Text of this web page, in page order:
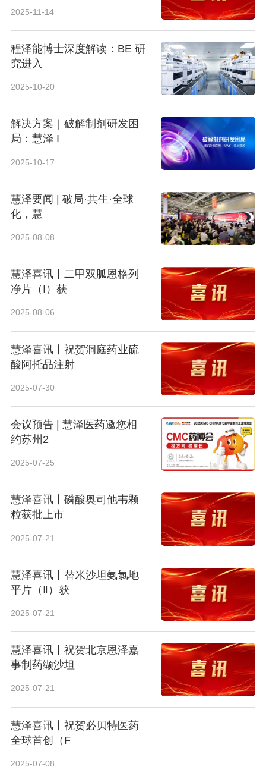
2025-11-14
程泽能博士深度解读：BE 研
究进入
2025-10-20
解决方案｜破解制剂研发困
局：慧泽 I
2025-10-17
慧泽要闻 | 破局·共生·全球
化，慧
2025-08-08
慧泽喜讯丨二甲双胍恩格列
净片（I）获
2025-08-06
慧泽喜讯丨祝贺洞庭药业硫
酸阿托品注射
2025-07-30
会议预告 | 慧泽医药邀您相
约苏州2
2025-07-25
慧泽喜讯丨磷酸奥司他韦颗
粒获批上市
2025-07-21
慧泽喜讯丨替米沙坦氨氯地
平片（Ⅱ）获
2025-07-21
慧泽喜讯丨祝贺北京恩泽嘉
事制药缬沙坦
2025-07-21
慧泽喜讯丨祝贺必贝特医药
全球首创（F
2025-07-08